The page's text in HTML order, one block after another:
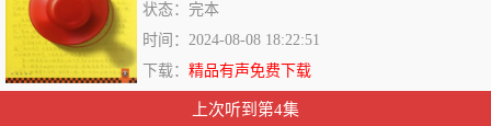
状态：完本
时间：2024-08-08 18:22:51
下载： 精品有声免费下载
上次听到第4集